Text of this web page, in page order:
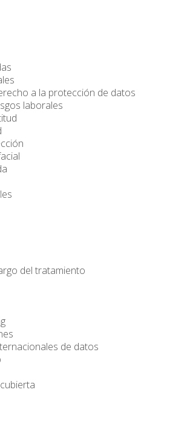
a la protección de datos
laborales
del tratamiento
de datos